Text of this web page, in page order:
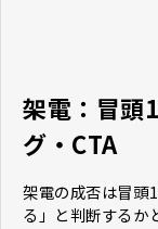
架電：冒頭
グ・CTA
架電の成否は冒頭
る」と判断するか